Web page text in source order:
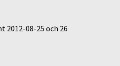
08-25 och 26